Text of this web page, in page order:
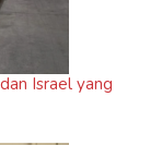
Israel yang